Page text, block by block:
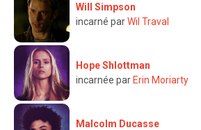
Will Simpson
incarné parWil Traval
Hope Shlottman
incarnée par Erin Moriarty
Malcolm Ducasse